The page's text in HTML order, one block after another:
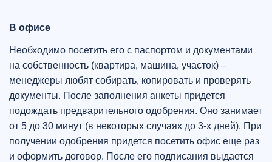
В офисе
Необходимо посетить его с паспортом и документами
на собственность (квартира, машина, участок) –
менеджеры любят собирать, копировать и проверять
документы. После заполнения анкеты придется
подождать предварительного одобрения. Оно занимает
от 5 до 30 минут (в некоторых случаях до 3-х дней). При
получении одобрения придется посетить офис еще раз
и оформить договор. После его подписания выдается